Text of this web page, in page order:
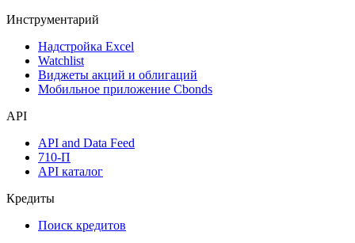
Инструментарий
Надстройка Excel
Watchlist
Виджеты акций и облигаций
Мобильное приложение Cbonds
API
API and Data Feed
710-П
API каталог
Кредиты
Поиск кредитов